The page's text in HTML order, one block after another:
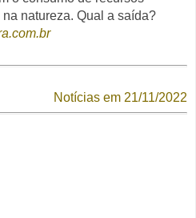
natureza. Qual a saída?
Notícias em 21/11/2022